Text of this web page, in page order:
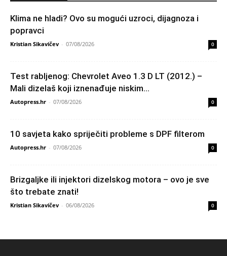
Klima ne hladi? Ovo su mogući uzroci, dijagnoza i
popravci
Kristian Sikavičev - 07/08/2026 0
Test rabljenog: Chevrolet Aveo 1.3 D LT (2012.) –
Mali dizelaš koji iznenađuje niskim...
Autopress.hr - 07/08/2026 0
10 savjeta kako spriječiti probleme s DPF filterom
Autopress.hr - 07/08/2026 0
Brizgaljke ili injektori dizelskog motora – ovo je sve
što trebate znati!
Kristian Sikavičev - 06/08/2026 0